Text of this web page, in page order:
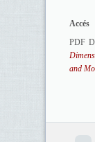
Accés
PDF
and